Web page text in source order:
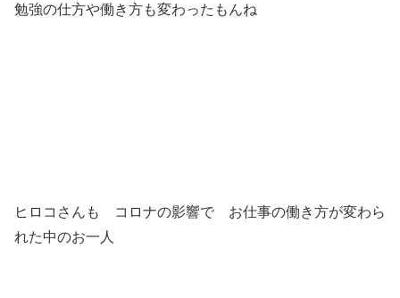
勉強の仕方や働き方も変わったもんね
ヒロコさんも コロナの影響で お仕事の働き方が変わら
れた中のお一人